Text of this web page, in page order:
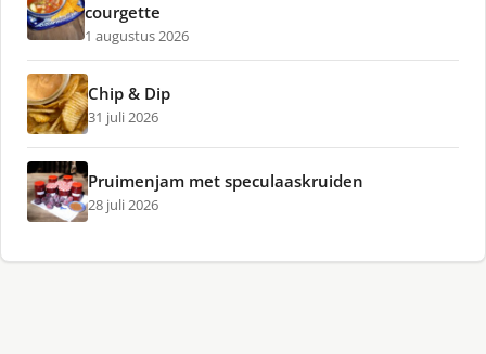
courgette
1 augustus 2026
Chip & Dip
31 juli 2026
Pruimenjam met speculaaskruiden
28 juli 2026